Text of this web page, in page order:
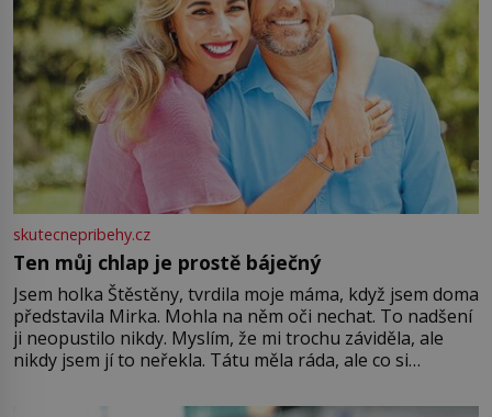
skutecnepribehy.cz
Ten můj chlap je prostě báječný
Jsem holka Štěstěny, tvrdila moje máma, když jsem doma
představila Mirka. Mohla na něm oči nechat. To nadšení
ji neopustilo nikdy. Myslím, že mi trochu záviděla, ale
nikdy jsem jí to neřekla. Tátu měla ráda, ale co si
Jsme spolu moc rádi Tehdy byla jiná doba, když